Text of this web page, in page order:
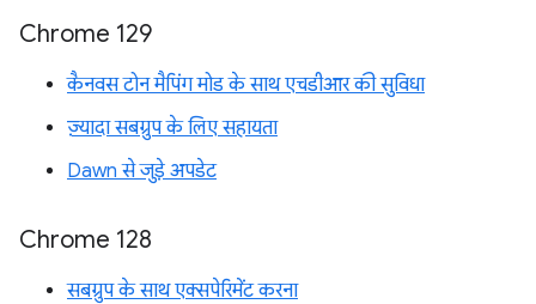
Chrome 129
कैनवस टोन मैपिंग मोड के साथ एचडीआर की सुविधा
ज़्यादा सबग्रुप के लिए सहायता
Dawn से जुड़े अपडेट
Chrome 128
सबग्रुप के साथ एक्सपेरिमेंट करना